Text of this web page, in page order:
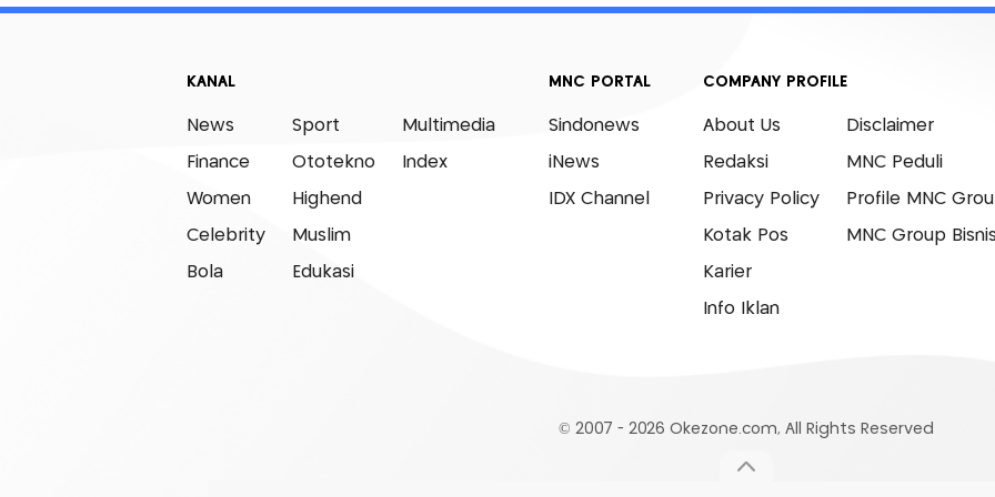
KANAL
News
Finance
Women
Celebrity
Bola
Sport
Ototekno
Highend
Muslim
Edukasi
Multimedia
Index
MNC PORTAL
Sindonews
iNews
IDX Channel
COMPANY PROFILE
About Us
Redaksi
Privacy Policy
Kotak Pos
Karier
Info Iklan
Disclaimer
MNC Peduli
Profile MNC
MNC Group
© 2007 - 2026 Okezone.com, All Rights Reserved